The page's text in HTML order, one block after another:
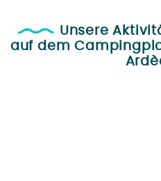
Unsere
auf dem